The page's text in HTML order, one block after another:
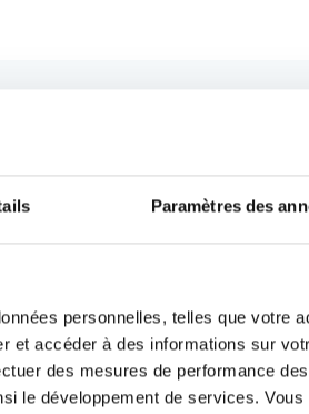
Paramètres des
personnelles, telles que votre
accéder à des informations sur
des mesures de performance
le développement de services. Vous
un